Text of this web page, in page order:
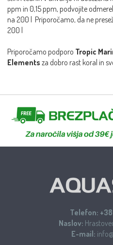
ppm in 0,15 ppm, podvojite
na 200 l Priporočamo, da ne
200 l
Priporočamo podporo Tropic
Elements za dobro rast koral in
Telefon:
Naslov:
E-mail: